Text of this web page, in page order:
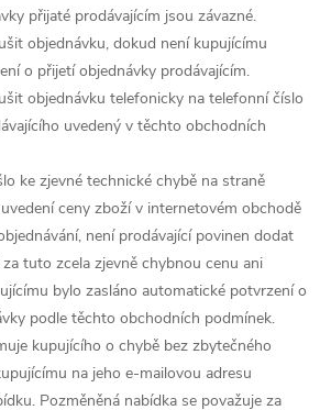
přijaté prodávajícím jsou závazné.
objednávku, dokud není kupujícímu
o přijetí objednávky prodávajícím.
objednávku telefonicky na telefonní číslo
uvedený v těchto obchodních
ke zjevné technické chybě na straně
ceny zboží v internetovém obchodě
není prodávající povinen dodat
tuto zcela zjevně chybnou cenu ani
bylo zasláno automatické potvrzení o
podle těchto obchodních podmínek.
kupujícího o chybě bez zbytečného
na jeho e-mailovou adresu
Pozměněná nabídka se považuje za